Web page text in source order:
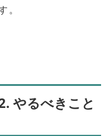
。
やるべきこと